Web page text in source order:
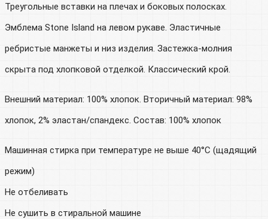
Треугольные вставки на плечах и боковых полосках.
Эмблема Stone Island на левом рукаве. Эластичные
ребристые манжеты и низ изделия. Застежка-молния
скрыта под хлопковой отделкой. Классический крой.
Внешний материал: 100% хлопок. Вторичный материал: 98%
хлопок, 2% эластан/спандекс. Состав: 100% хлопок
Машинная стирка при температуре не выше 40°C (щадящий
режим)
Не отбеливать
Не сушить в стиральной машине